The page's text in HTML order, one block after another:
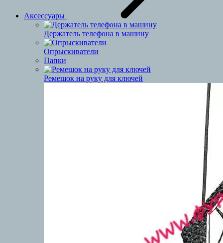
Аксессуары
Держатель телефона в машину
Опрыскиватели
Папки
Ремешок на руку для ключей